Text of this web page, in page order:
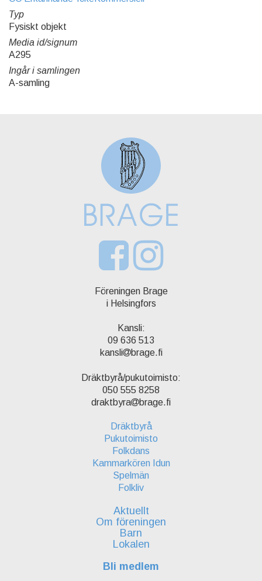
Typ
Fysiskt objekt
Media id/signum
A295
Ingår i samlingen
A-samling
Föreningen Brage
i Helsingfors
Kansli:
09 636 513
kansli
brage.fi
Dräktbyrå/pukutoimisto:
050 555 8258
draktbyra
brage.fi
Dräktbyrå
Pukutoimisto
Folkdans
Kammarkören Idun
Spelmän
Folkliv
Aktuellt
Om föreningen
Barn
Lokalen
Bli medlem